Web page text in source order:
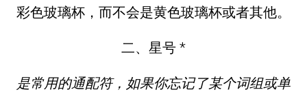
彩色玻璃杯，而不会是黄色玻璃杯或者其他。
二、星号 *
是常用的通配符，如果你忘记了某个词组或单